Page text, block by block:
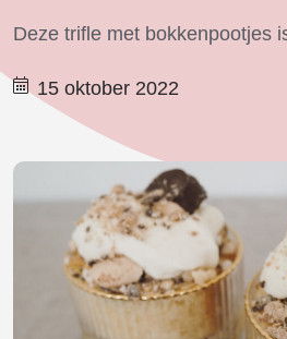
Deze trifle met bokkenpootjes
15 oktober 2022